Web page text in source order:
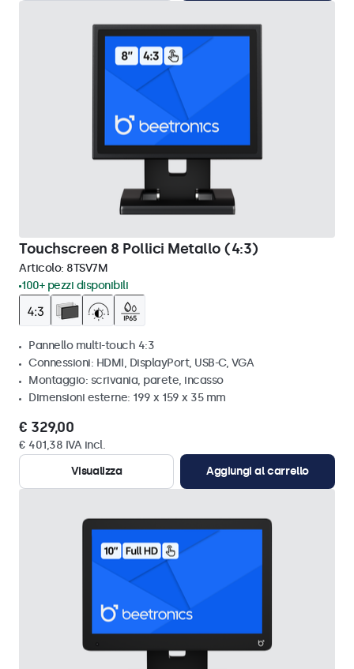
Touchscreen 8 Pollici Metallo (4:3)
Articolo: 8TSV7M
100+ pezzi disponibili
Pannello multi-touch 4:3
Connessioni: HDMI, DisplayPort, USB-C, VGA
Montaggio: scrivania, parete, incasso
Dimensioni esterne: 199 x 159 x 35 mm
€ 329,00
€ 401,38 IVA incl.
Visualizza
Aggiungi al carrello